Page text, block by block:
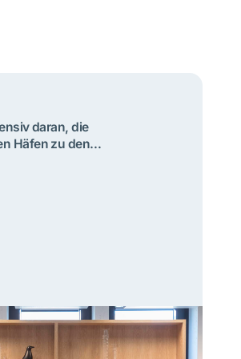
daran, die
Häfen zu den
Europa zu machen, aber